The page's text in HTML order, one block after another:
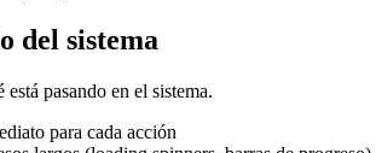
del sistema
pasando en el sistema.
para cada acción